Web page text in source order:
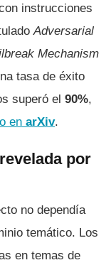
instrucciones
Adversarial
Mechanism
tasa de éxito
superó el 90%,
en arXiv.
por
no dependía
temático. Los
en temas de